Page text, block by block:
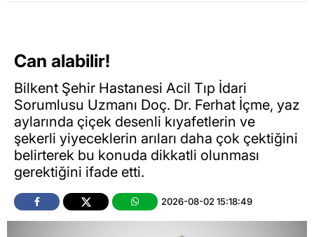
Can alabilir!
Bilkent Şehir Hastanesi Acil Tıp İdari
Sorumlusu Uzmanı Doç. Dr. Ferhat İçme, yaz
aylarında çiçek desenli kıyafetlerin ve
şekerli yiyeceklerin arıları daha çok çektiğini
belirterek bu konuda dikkatli olunması
gerektiğini ifade etti.
2026-08-02 15:18:49